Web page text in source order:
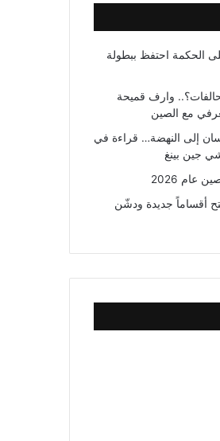
الحكمة احتفظ ببطولة
وارف قميحة
مع الصين
إلى النهضة… قراءة في
جين بينغ
عام 2026
أقساماً جديدة ودشّن